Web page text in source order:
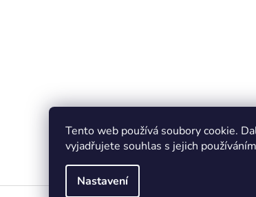
Tento web používá soubory cookie.
vyjadřujete souhlas s jejich
Nastavení